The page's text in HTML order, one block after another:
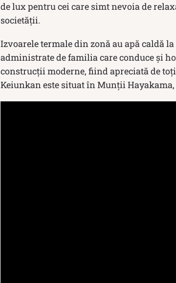
de lux pentru cei care simt nevoia de
societății.
Izvoarele termale din zonă au apă caldă
administrate de familia care conduce și
construcții moderne, fiind apreciată de
Keiunkan este situat în Munţii